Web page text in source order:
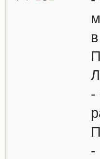
-
-